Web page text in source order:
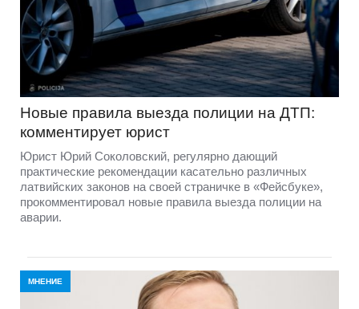
Новые правила выезда полиции на ДТП:
комментирует юрист
Юрист Юрий Соколовский, регулярно дающий
практические рекомендации касательно различных
латвийских законов на своей страничке в «Фейсбуке»,
прокомментировал новые правила выезда полиции на
аварии.
МНЕНИЕ